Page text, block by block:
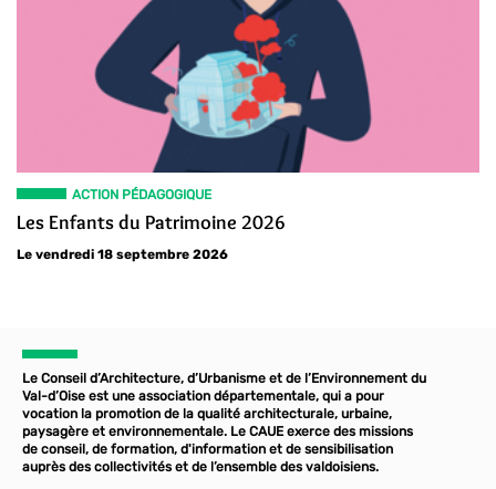
ACTION PÉDAGOGIQUE
Les Enfants du Patrimoine 2026
Le vendredi 18 septembre 2026
Le Conseil d’Architecture, d’Urbanisme et de l’Environnement du
Val-d’Oise est une association départementale, qui a pour
vocation la promotion de la qualité architecturale, urbaine,
paysagère et environnementale. Le CAUE exerce des missions
de conseil, de formation, d'information et de sensibilisation
auprès des collectivités et de l’ensemble des valdoisiens.